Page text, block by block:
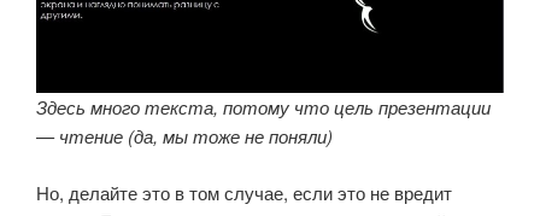
Здесь много текста, потому что цель презентации
— чтение (да, мы тоже не поняли)
Но, делайте это в том случае, если это не вредит